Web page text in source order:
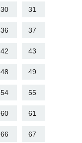
30 31
36 37
42 43
48 49
54 55
60 61
66 67